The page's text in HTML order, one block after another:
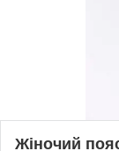
Жіночий